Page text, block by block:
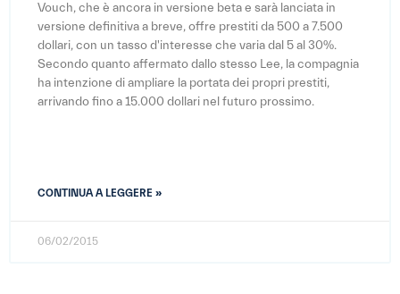
Vouch, che è ancora in versione beta e sarà lanciata in
versione definitiva a breve, offre prestiti da 500 a 7.500
dollari, con un tasso d'interesse che varia dal 5 al 30%.
Secondo quanto affermato dallo stesso Lee, la compagnia
ha intenzione di ampliare la portata dei propri prestiti,
arrivando fino a 15.000 dollari nel futuro prossimo.
CONTINUA A LEGGERE »
06/02/2015